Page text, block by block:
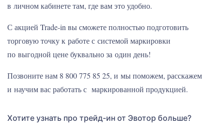
в личном кабинете там, где вам это удобно.
С акцией Trade-in вы сможете полностью подготовить
торговую точку к работе с системой маркировки
по выгодной цене буквально за один день!
Позвоните нам 8 800 775 85 25, и мы поможем, расскажем
и научим вас работать с маркированной продукцией.
Хотите узнать про трейд-ин от Эвотор больше?